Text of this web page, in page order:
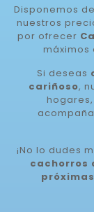
Disponemos de
nuestros
por ofrecer
máximos
Si deseas
cariñoso,
¡No lo dudes
cachorros